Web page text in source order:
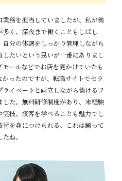
務を担当していましたが、私が働
く、深夜まで働くこともしばし
分の体調をしっかり管理しながら
たいという思いが一番にありまし
ールなどでお店を見かけていたも
ったのですが、転職サイトでセラ
イベートと両立しながら働けるフ
した。無料研修制度があり、未経験
技、接客を学べることも魅力でし
を身につけられる。これは願って
ね。